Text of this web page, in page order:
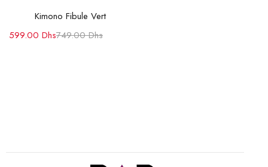
Kimono Fibule Vert
749.00Dhs
599.00 Dhs